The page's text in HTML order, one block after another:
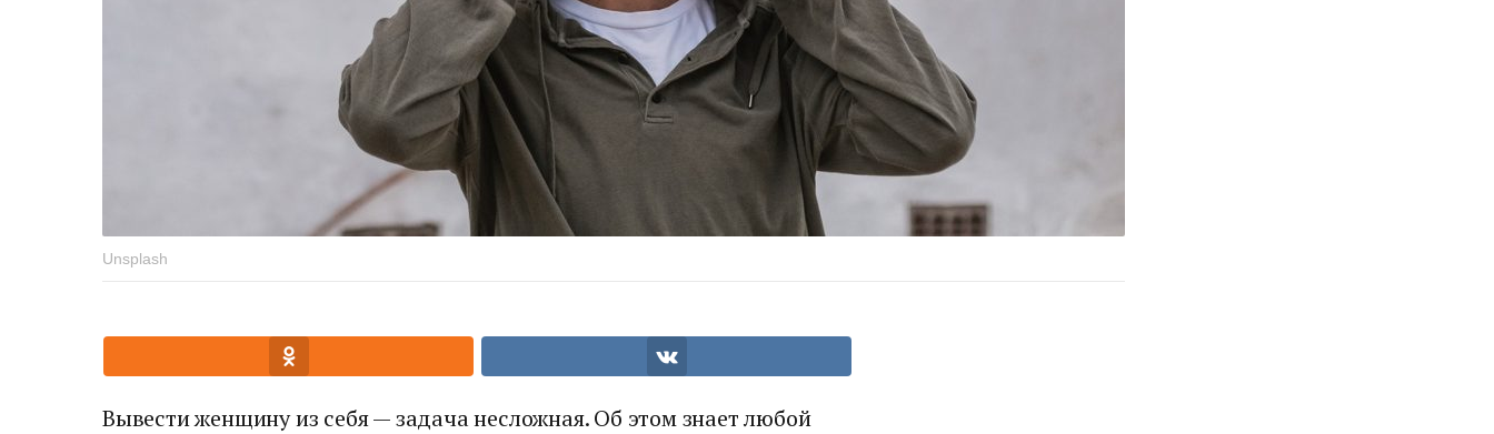
Unsplash
Вывести женщину из себя — задача несложная. Об этом знает любой